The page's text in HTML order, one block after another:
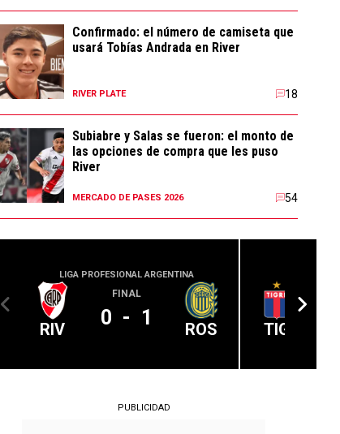
Confirmado: el número de camiseta que
usará Tobías Andrada en River
RIVER PLATE 18
Subiabre y Salas se fueron: el monto de
las opciones de compra que les puso
River
MERCADO DE PASES 2026 54
LIGA PROFESIONAL ARGENTINA
RIV
FINAL
0 - 1 ROS TIG
PUBLICIDAD